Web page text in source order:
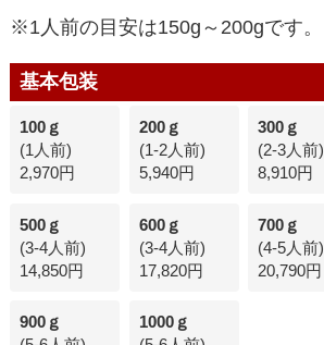
※1人前の目安は150g～200gです。
基本包装
100ｇ
(1人前)
2,970円
200ｇ
(1-2人前)
5,940円
300ｇ
(2-3人前)
8,910円
500ｇ
(3-4人前)
14,850円
600ｇ
(3-4人前)
17,820円
700ｇ
(4-5人前)
20,790円
900ｇ
1000ｇ